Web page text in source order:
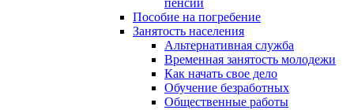
пенсии
Пособие на погребение
Занятость населения
Альтернативная служба
Временная занятость молодежи
Как начать свое дело
Обучение безработных
Общественные работы